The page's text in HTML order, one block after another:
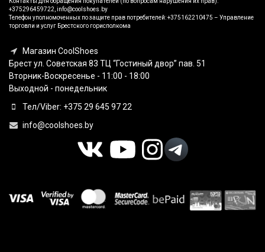
+375296459722, info@coolshoes.by
Телефон уполномоченных по защите прав потребителей: +375162210475 – Управление
торговли и услуг Брестского горисполкома
Магазин CoolShoes
Брест ул. Советская 83 ТЦ “Гостиный двор” пав. 51
Вторник-Воскресенье - 11:00 - 18:00
Выходной - понедельник
Тел/Viber: +375 29 645 97 22
info@coolshoes.by